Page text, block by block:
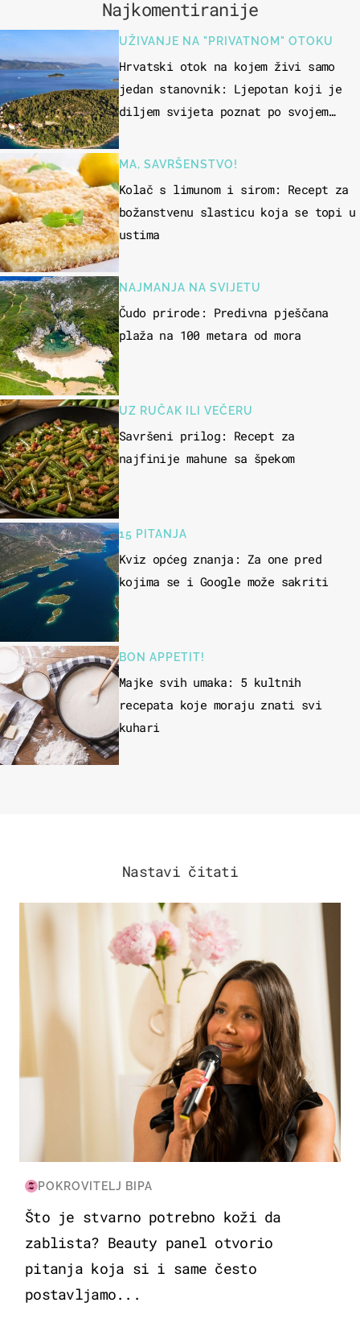
Najkomentiranije
UŽIVANJE NA "PRIVATNOM" OTOKU
Hrvatski otok na kojem živi samo
jedan stanovnik: Ljepotan koji je
diljem svijeta poznat po svojem
MA, SAVRŠENSTVO!
Kolač s limunom i sirom: Recept za
božanstvenu slasticu koja se topi u
ustima
NAJMANJA NA SVIJETU
Čudo prirode: Predivna pješčana
plaža na 100 metara od mora
UZ RUČAK ILI VEČERU
Savršeni prilog: Recept za
najfinije mahune sa špekom
15 PITANJA
Kviz općeg znanja: Za one pred
kojima se i Google može sakriti
BON APPETIT!
Majke svih umaka: 5 kultnih
recepata koje moraju znati svi
kuhari
Nastavi čitati
MODA & LJEPOTA
POKROVITELJ BIPA
Što je stvarno potrebno koži da
zablista? Beauty panel otvorio
pitanja koja si i same često
postavljamo...